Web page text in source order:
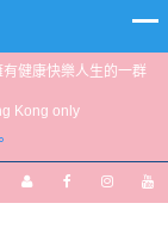
健康快樂人生的一群
Kong only